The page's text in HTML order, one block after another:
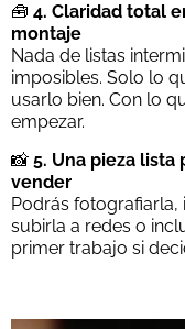
🧰 4. Claridad total
montaje
Nada de listas
imposibles. Solo lo
usarlo bien. Con lo
empezar.
📸 5. Una pieza lista
vender
Podrás
subirla a redes o
primer trabajo si